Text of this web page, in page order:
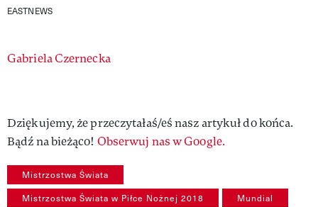
EASTNEWS
Authors
Gabriela Czernecka
Dziękujemy, że przeczytałaś/eś nasz artykuł do końca.
Bądź na bieżąco! Obserwuj nas w Google.
Mistrzostwa Świata
Mistrzostwa Świata w Piłce Nożnej 2018 Mundial